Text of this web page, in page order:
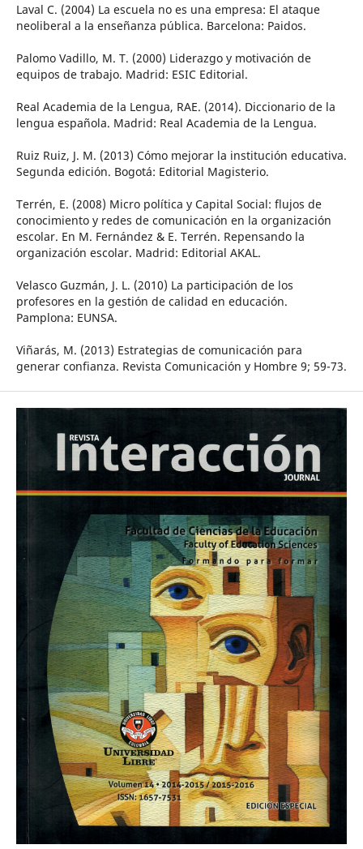
Laval C. (2004) La escuela no es una empresa: El ataque
neoliberal a la enseñanza pública. Barcelona: Paidos.
Palomo Vadillo, M. T. (2000) Liderazgo y motivación de
equipos de trabajo. Madrid: ESIC Editorial.
Real Academia de la Lengua, RAE. (2014). Diccionario de la
lengua española. Madrid: Real Academia de la Lengua.
Ruiz Ruiz, J. M. (2013) Cómo mejorar la institución educativa.
Segunda edición. Bogotá: Editorial Magisterio.
Terrén, E. (2008) Micro política y Capital Social: flujos de
conocimiento y redes de comunicación en la organización
escolar. En M. Fernández & E. Terrén. Repensando la
organización escolar. Madrid: Editorial AKAL.
Velasco Guzmán, J. L. (2010) La participación de los
profesores en la gestión de calidad en educación.
Pamplona: EUNSA.
Viñarás, M. (2013) Estrategias de comunicación para
generar confianza. Revista Comunicación y Hombre 9; 59-73.